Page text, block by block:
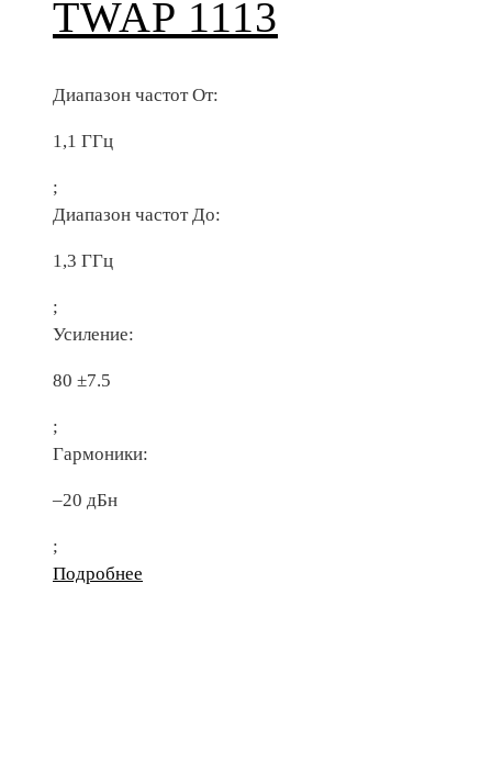
TWAP 1113
Диапазон частот От:
1,1 ГГц
;
Диапазон частот До:
1,3 ГГц
;
Усиление:
80 ±7.5
;
Гармоники:
–20 дБн
;
Подробнее